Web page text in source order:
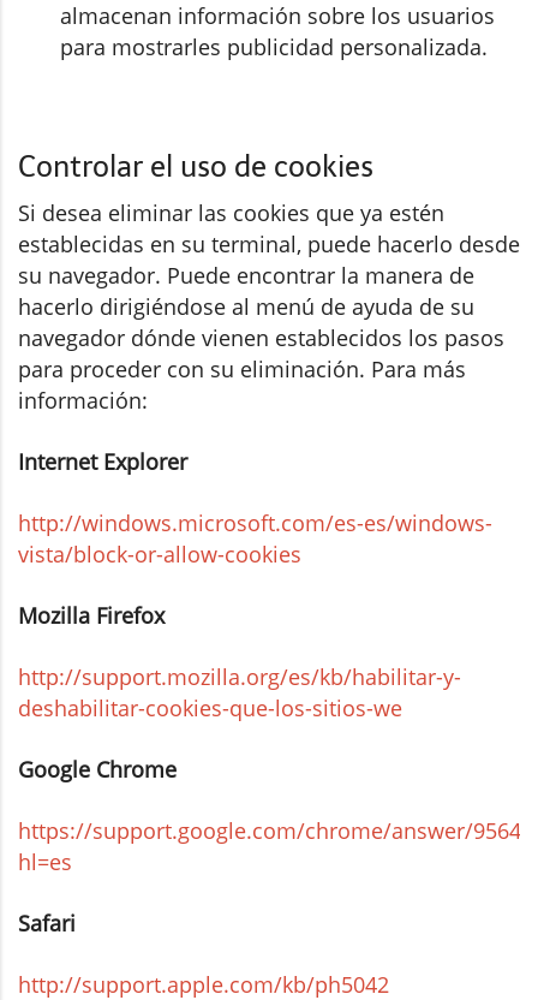
almacenan información sobre los usuarios
para mostrarles publicidad personalizada.
Controlar el uso de cookies
Si desea eliminar las cookies que ya estén
establecidas en su terminal, puede hacerlo desde
su navegador. Puede encontrar la manera de
hacerlo dirigiéndose al menú de ayuda de su
navegador dónde vienen establecidos los pasos
para proceder con su eliminación. Para más
información:
Internet Explorer
http://windows.microsoft.com/es-es/windows-
vista/block-or-allow-cookies
Mozilla Firefox
http://support.mozilla.org/es/kb/habilitar-y-
deshabilitar-cookies-que-los-sitios-we
Google Chrome
https://support.google.com/chrome/answer/
hl=es
Safari
http://support.apple.com/kb/ph5042